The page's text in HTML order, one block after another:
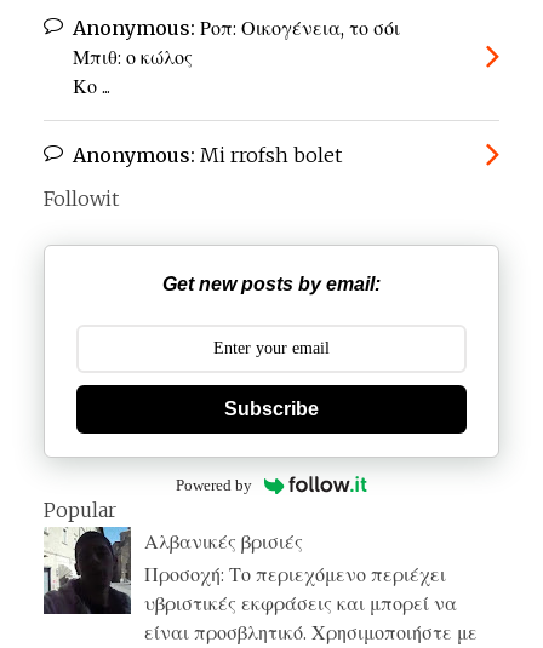
Anonymous: Ροπ: Οικογένεια, το σόι
Μπιθ: ο κώλος
Κο ...
Anonymous: Mi rrofsh bolet
Followit
Get new posts by email:
Subscribe
Powered by
Popular
Αλβανικές βρισιές
Προσοχή: Το περιεχόμενο περιέχει
υβριστικές εκφράσεις και μπορεί να
είναι προσβλητικό. Χρησιμοποιήστε με